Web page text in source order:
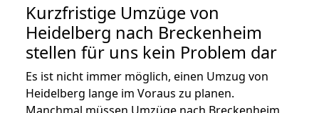
Kurzfristige Umzüge von
Heidelberg nach Breckenheim
stellen für uns kein Problem dar
Es ist nicht immer möglich, einen Umzug von
Heidelberg lange im Voraus zu planen.